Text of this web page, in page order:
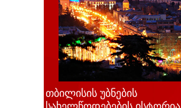
თბილისის უბნების